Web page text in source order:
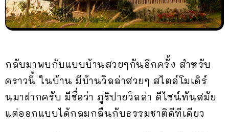
กลับมาพบกับแบบบ้านสวยๆกันอีกครั้ง สำหรับ
คราวนี้ ในบ้าน มีบ้านวิลล่าสวยๆ สไตล์โมเดิร์
นมาฝากครับ มีชื่อว่า ภูริปายวิลล่า ดีไซน์ทันสมัย
แต่ออกแบบได้กลมกลืนกับธรรมชาติดีทีเดียว